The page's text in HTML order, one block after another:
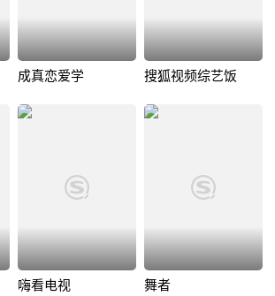
成真恋爱学 搜狐视频综艺饭
嗨看电视 舞者